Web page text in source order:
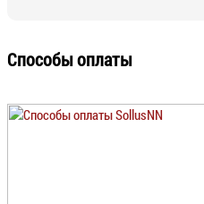
Способы оплаты